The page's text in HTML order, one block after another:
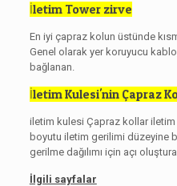
İletim Tower zirve
En iyi çapraz kolun üstünde
Genel olarak yer koruyucu
bağlanan.
İletim Kulesi'nin Çapraz
iletim kulesi Çapraz kollar
boyutu iletim gerilimi düzeyine
gerilme dağılımı için açı
İlgili sayfalar